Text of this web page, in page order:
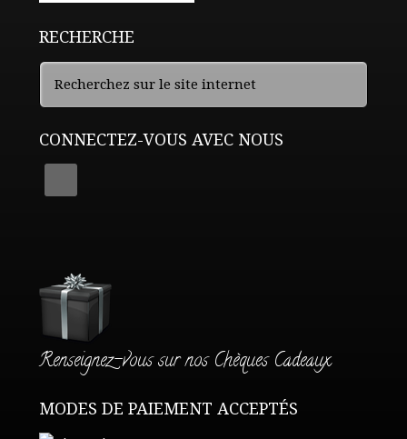
RECHERCHE
CONNECTEZ-VOUS AVEC NOUS
Renseignez-vous sur nos Chèques Cadeaux
MODES DE PAIEMENT ACCEPTÉS